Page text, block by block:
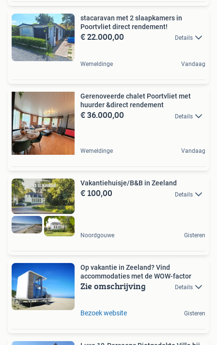
stacaravan met 2 slaapkamers in
Poortvliet direct rendement!
€ 22.000,00 Details
Wemeldinge Vandaag
Gerenoveerde chalet Poortvliet met
huurder &direct rendement
€ 36.000,00 Details
Wemeldinge Vandaag
Vakantiehuisje/B&B in Zeeland
€ 100,00 Details
Noordgouwe Gisteren
Op vakantie in Zeeland? Vind
accommodaties met de WOW-factor
Zie omschrijving Details
Bezoek website Gisteren